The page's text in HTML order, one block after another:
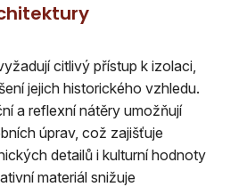
citlivý přístup k izolaci,
jejich historického vzhledu.
a reflexní nátěry umožňují
úprav, což zajišťuje
detailů i kulturní hodnoty
materiál snižuje